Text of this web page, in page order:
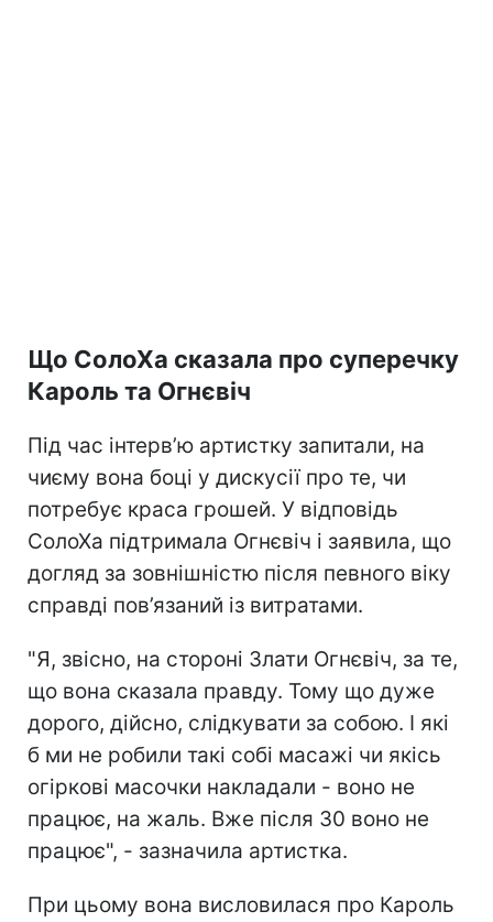
Що СолоХа сказала про суперечку
Кароль та Огнєвіч
Під час інтерв’ю артистку запитали, на
чиєму вона боці у дискусії про те, чи
потребує краса грошей. У відповідь
СолоХа підтримала Огнєвіч і заявила, що
догляд за зовнішністю після певного віку
справді пов’язаний із витратами.
"Я, звісно, на стороні Злати Огнєвіч, за те,
що вона сказала правду. Тому що дуже
дорого, дійсно, слідкувати за собою. І які
б ми не робили такі собі масажі чи якісь
огіркові масочки накладали - воно не
працює, на жаль. Вже після 30 воно не
працює", - зазначила артистка.
При цьому вона висловилася про Кароль